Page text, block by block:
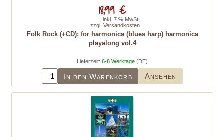
Folk Rock (+CD): for harmonica (blues harp) harmonica
playalong vol.4
Lieferzeit: 6-8 Werktage (DE)
In den Warenkorb Ansehen
18,99 €
inkl. 7 % MwSt.
zzgl. Versandkosten